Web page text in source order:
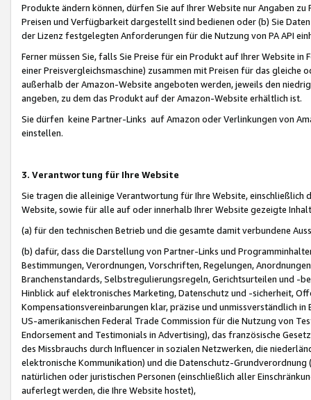
Produkte ändern können, dürfen Sie auf Ihrer Website nur Angaben
Preisen und Verfügbarkeit dargestellt sind bedienen oder (b) Sie
der Lizenz festgelegten Anforderungen für die Nutzung von PA API
Ferner müssen Sie, falls Sie Preise für ein Produkt auf Ihrer Website
einer Preisvergleichsmaschine) zusammen mit Preisen für das
außerhalb der Amazon-Website angeboten werden, jeweils den
angeben, zu dem das Produkt auf der Amazon-Website erhältlich ist.
Sie dürfen keine Partner-Links auf Amazon oder Verlinkungen von
einstellen.
3. Verantwortung für Ihre Website
Sie tragen die alleinige Verantwortung für Ihre Website,
Website, sowie für alle auf oder innerhalb Ihrer Website gezeigte
(a) für den technischen Betrieb und die gesamte damit verbundene
(b) dafür, dass die Darstellung von Partner-Links und
Bestimmungen, Verordnungen, Vorschriften, Regelungen,
Branchenstandards, Selbstregulierungsregeln, Gerichtsurteilen und -
Hinblick auf elektronisches Marketing, Datenschutz und -sicherheit,
Kompensationsvereinbarungen klar, präzise und unmissverständlich
US-amerikanischen Federal Trade Commission für die Nutzung von
Endorsement and Testimonials in Advertising), das französische
des Missbrauchs durch Influencer in sozialen Netzwerken, die
elektronische Kommunikation) und die Datenschutz-
natürlichen oder juristischen Personen (einschließlich aller
auferlegt werden, die Ihre Website hostet),